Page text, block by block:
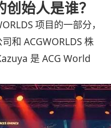
始人是谁？
项目的一部分，
和 ACGWORLDS 株
是 ACG World